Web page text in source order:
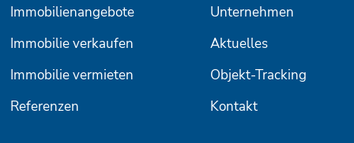
Immobilienangebote
Unternehmen
Immobilie verkaufen
Aktuelles
Immobilie vermieten
Objekt-Tracking
Referenzen
Kontakt